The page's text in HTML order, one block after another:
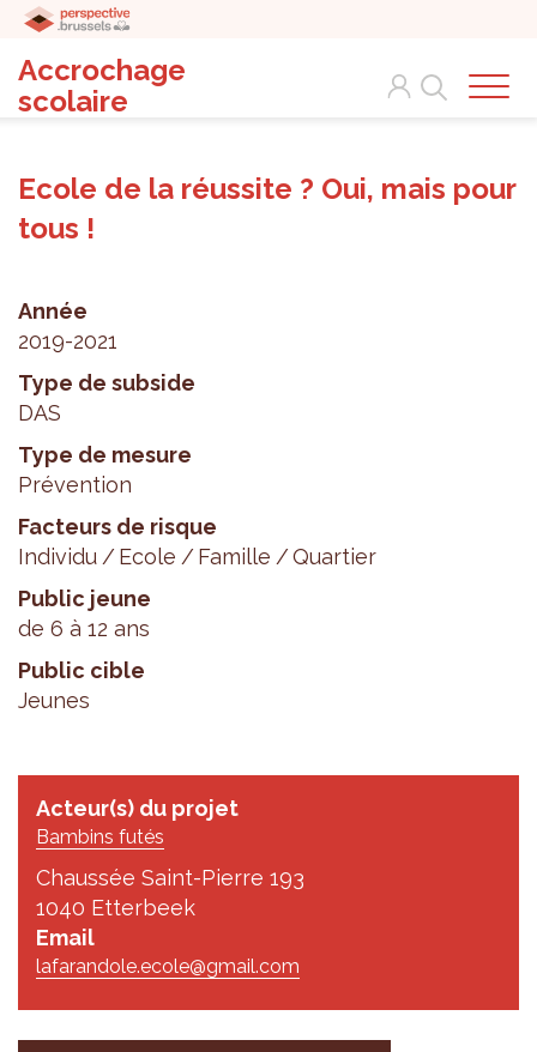
Accrochage
scolaire
Search
Ecole de la réussite ? Oui, mais pour
tous !
Année
2019-2021
Type de subside
DAS
Type de mesure
Prévention
Facteurs de risque
Individu
Ecole Famille
Quartier
Public jeune
de 6 à 12 ans
Public cible
Jeunes
Acteur(s) du projet
Bambins futés
Chaussée Saint-Pierre 193
1040 Etterbeek
Email
lafarandole.ecole@gmail.com